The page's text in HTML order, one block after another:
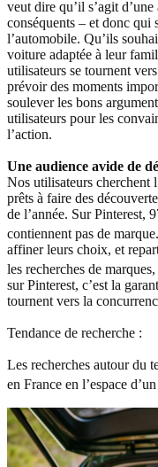
veut dire qu’il s’agit
conséquents – et donc qui
l’automobile. Qu’ils
voiture adaptée à leur
utilisateurs se tournent
prévoir des moments
soulever les bons
utilisateurs pour les
l’action.
Une audience avide de
Nos utilisateurs cherchent
prêts à faire des
de l’année. Sur Pinterest,
contiennent pas de marque.
affiner leurs choix, et
les recherches de
sur Pinterest, c’est la
tournent vers la
Tendance de recherche :
Les recherches autour du
en France en l’espace